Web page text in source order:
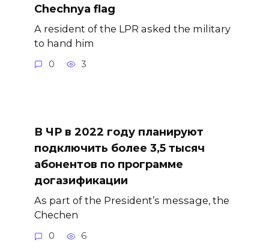
Chechnya flag
A resident of the LPR asked the military
to hand him
0 3
В ЧР в 2022 году планируют
подключить более 3,5 тысяч
абонентов по программе
догазификации
As part of the President’s message, the
Chechen
0 6